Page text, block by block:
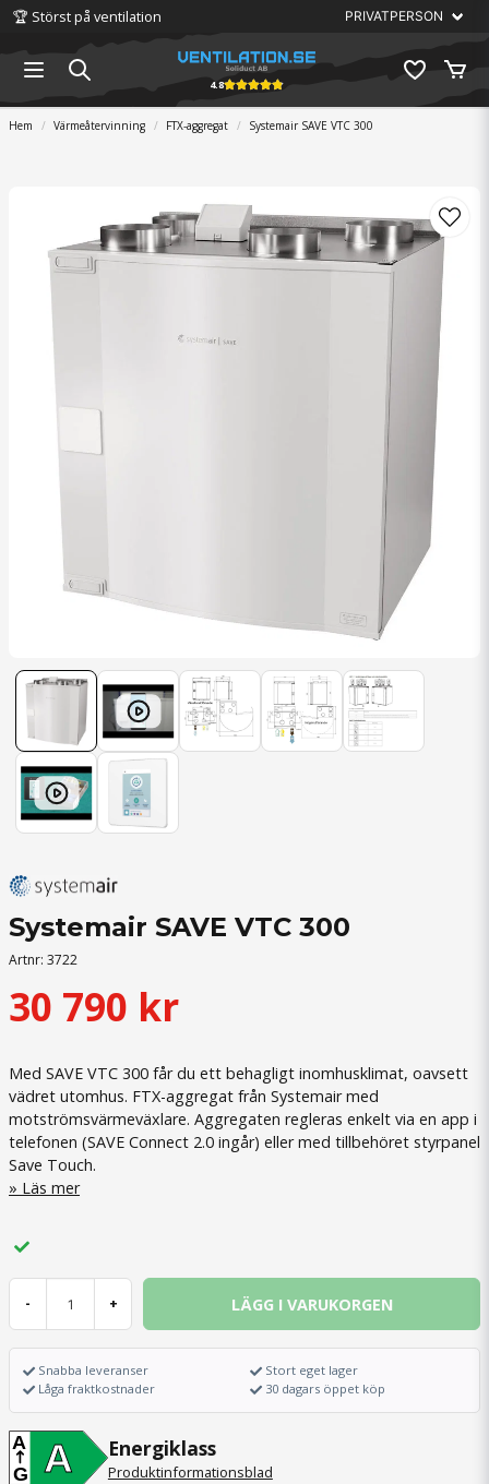
🏆 Störst på ventilation
4.8
Hem Värmeåtervinning FTX-aggregat Systemair SAVE VTC 300
Systemair SAVE VTC 300
Artnr: 3722
30 790 kr
Med SAVE VTC 300 får du ett behagligt inomhusklimat, oavsett
vädret utomhus. FTX-aggregat från Systemair med
motströmsvärmeväxlare. Aggregaten regleras enkelt via en app i
telefonen (SAVE Connect 2.0 ingår) eller med tillbehöret styrpanel
Save Touch.
Läs mer
- + LÄGG I VARUKORGEN
Snabba leveranser
Låga fraktkostnader
Stort eget lager
30 dagars öppet köp
A
A
G
Energiklass
Produktinformationsblad